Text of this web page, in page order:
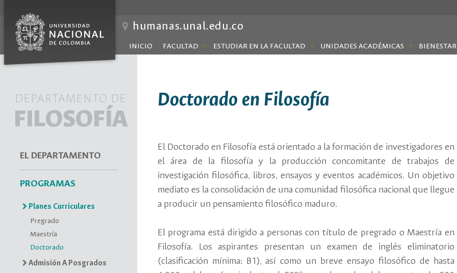
humanas.unal.edu.co
INICIO FACULTAD ESTUDIAR EN LA FACULTAD UNIDADES ACADÉMICAS BIENESTAR
DEPARTAMENTO DE
FILOSOFÍA
EL DEPARTAMENTO
PROGRAMAS
Planes Curriculares
Pregrado
Maestría
Doctorado
Admisión A Posgrados
Doctorado en Filosofía
El Doctorado en Filosofía está orientado a la formación de investigadores en
el área de la filosofía y la producción concomitante de trabajos de
investigación filosófica, libros, ensayos y eventos académicos. Un objetivo
mediato es la consolidación de una comunidad filosófica nacional que llegue
a producir un pensamiento filosófico maduro.
El programa está dirigido a personas con título de pregrado o Maestría en
Filosofía. Los aspirantes presentan un examen de inglés eliminatorio
(clasificación mínima: B1), así como un breve ensayo filosófico de hasta